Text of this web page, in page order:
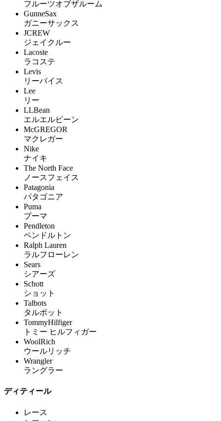
フルーツオブザルーム
GunneSax
ガニーサックス
JCREW
ジェイクルー
Lacoste
ラコステ
Levis
リーバイス
Lee
リー
LLBean
エルエルビーン
McGREGOR
マクレガー
Nike
ナイキ
The North Face
ノースフェイス
Patagonia
パタゴニア
Puma
プーマ
Pendleton
ペンドルトン
Ralph Lauren
ラルフローレン
Sears
シアーズ
Schott
ショット
Talbots
タルボット
TommyHilfiger
トミー ヒルフィガー
WoolRich
ウールリッチ
Wrangler
ラングラー
ディティール
レース